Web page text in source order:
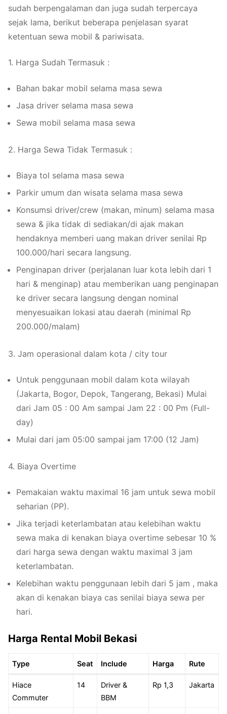
sudah berpengalaman dan juga sudah terpercaya
sejak lama, berikut beberapa penjelasan syarat
ketentuan sewa mobil & pariwisata.
1. Harga Sudah Termasuk :
Bahan bakar mobil selama masa sewa
Jasa driver selama masa sewa
Sewa mobil selama masa sewa
2. Harga Sewa Tidak Termasuk :
Biaya tol selama masa sewa
Parkir umum dan wisata selama masa sewa
Konsumsi driver/crew (makan, minum) selama masa
sewa & jika tidak di sediakan/di ajak makan
hendaknya memberi uang makan driver senilai Rp
100.000/hari secara langsung.
Penginapan driver (perjalanan luar kota lebih dari 1
hari & menginap) atau memberikan uang penginapan
ke driver secara langsung dengan nominal
menyesuaikan lokasi atau daerah (minimal Rp
200.000/malam)
3. Jam operasional dalam kota / city tour
Untuk penggunaan mobil dalam kota wilayah
(Jakarta, Bogor, Depok, Tangerang, Bekasi) Mulai
dari Jam 05 : 00 Am sampai Jam 22 : 00 Pm (Full-
day)
Mulai dari jam 05:00 sampai jam 17:00 (12 Jam)
4. Biaya Overtime
Pemakaian waktu maximal 16 jam untuk sewa mobil
seharian (PP).
Jika terjadi keterlambatan atau kelebihan waktu
sewa maka di kenakan biaya overtime sebesar 10 %
dari harga sewa dengan waktu maximal 3 jam
keterlambatan.
Kelebihan waktu penggunaan lebih dari 5 jam , maka
akan di kenakan biaya cas senilai biaya sewa per
hari.
Harga Rental Mobil Bekasi
Type Seat Include Harga Rute
Hiace
Commuter
14
Driver &
BBM
Rp 1,3 Jakarta